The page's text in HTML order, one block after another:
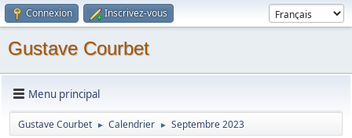
Connexion Inscrivez-vous
Gustave Courbet
Menu principal
Gustave Courbet ► Calendrier ► Septembre 2023